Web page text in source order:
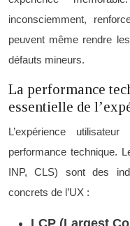
inconsciemment,
peuvent même rendre
défauts mineurs.
La performance
essentielle de
L’expérience
performance technique.
INP, CLS) sont des
concrets de l’UX :